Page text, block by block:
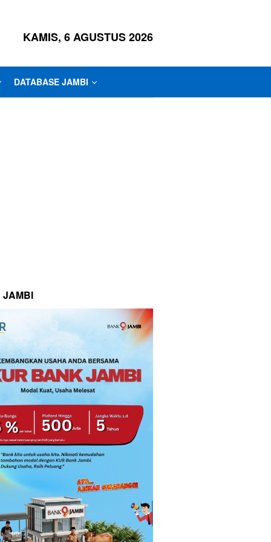
KAMIS, 6 AGUSTUS 2026
DATABASE JAMBI